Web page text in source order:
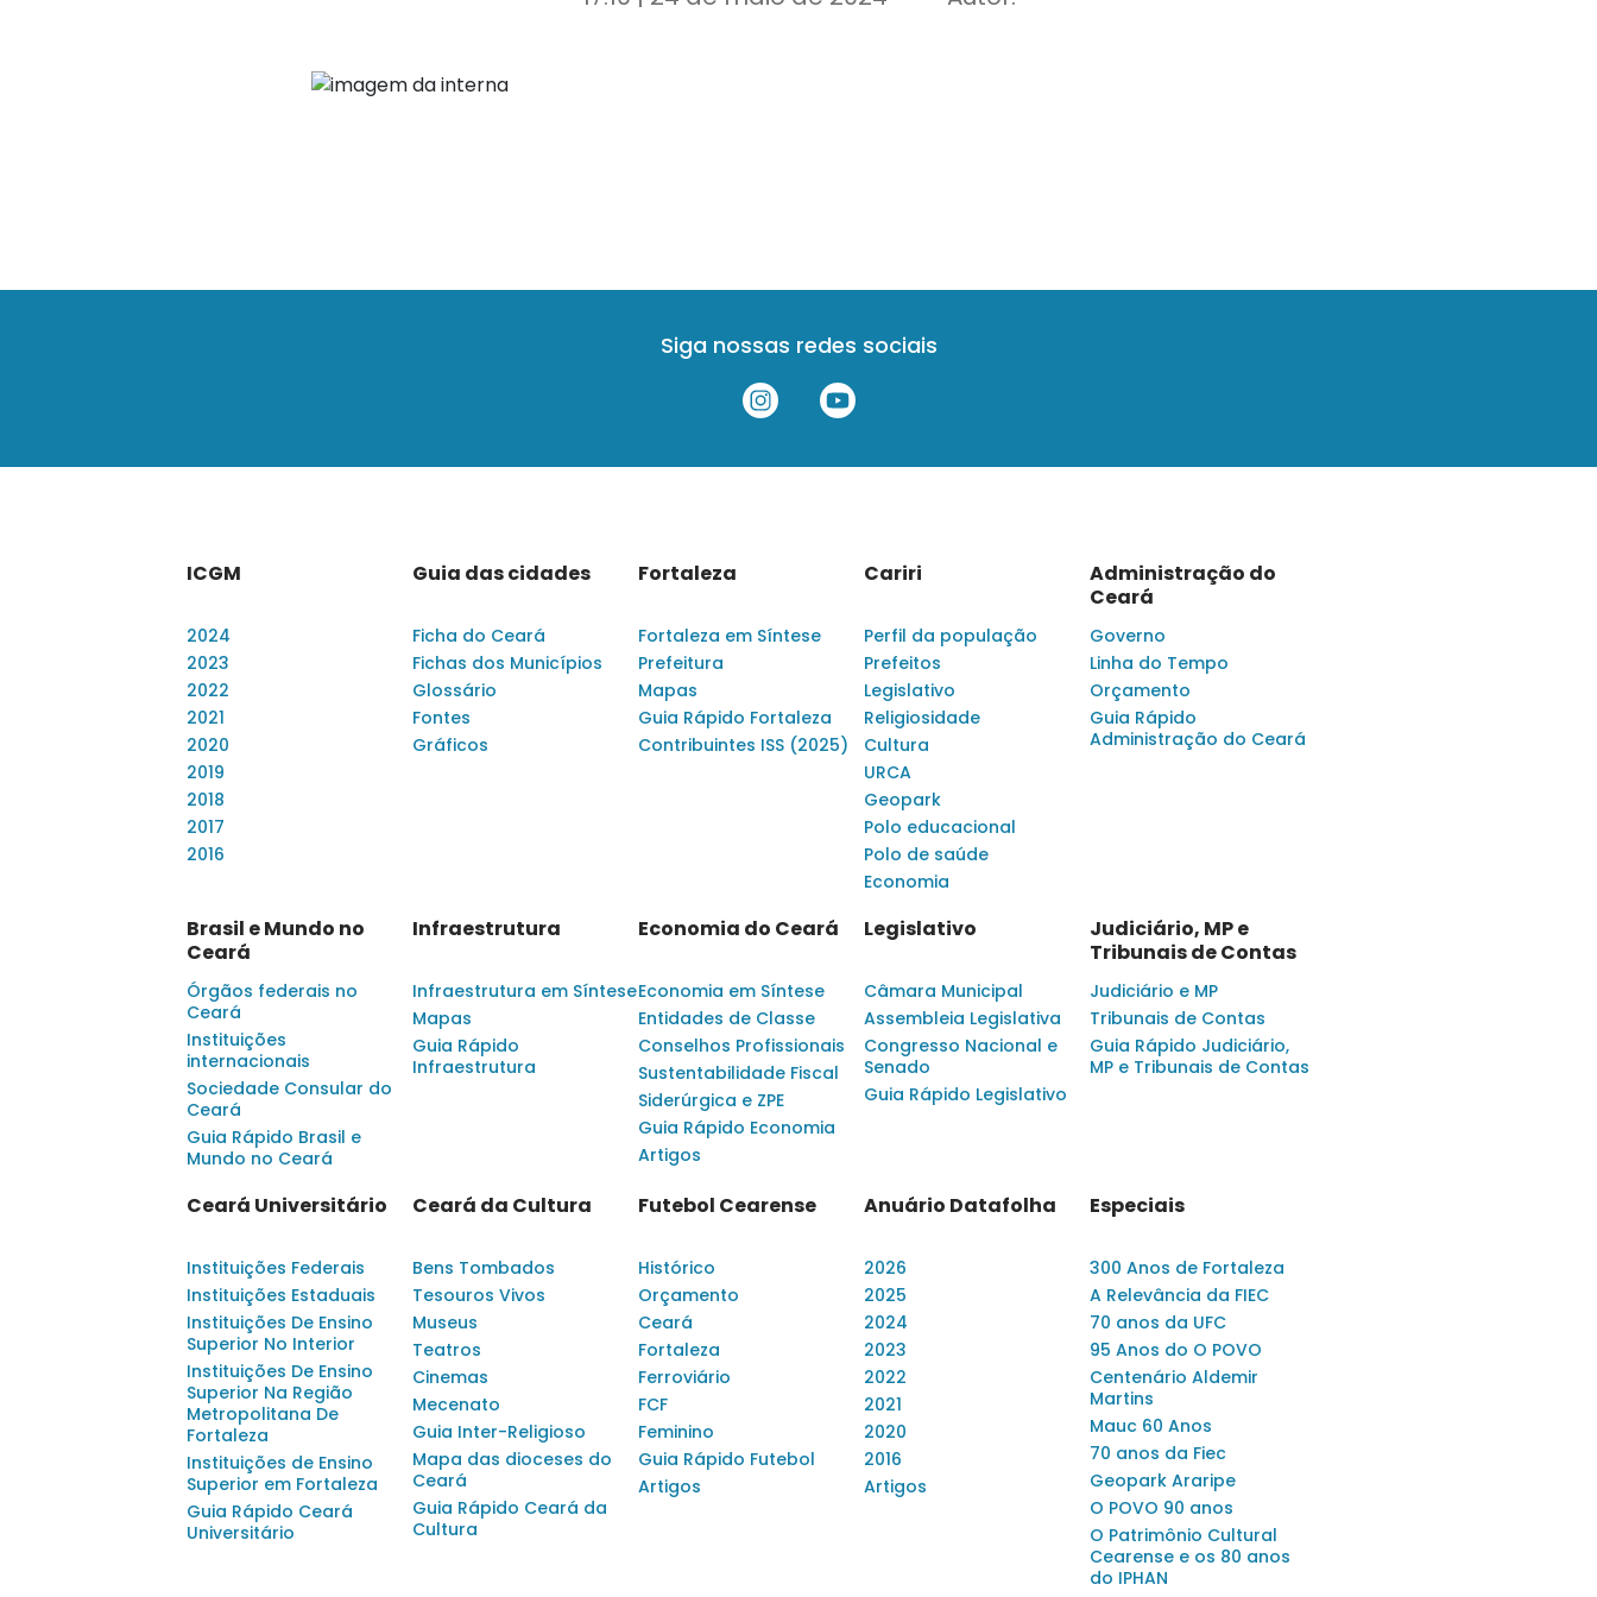
Siga nossas redes sociais
ICGM
2024
2023
2022
2021
2020
2019
2018
2017
2016
Guia das cidades
Ficha do Ceará
Fichas dos Municípios
Glossário
Fontes
Gráficos
Fortaleza
Fortaleza em Síntese
Prefeitura
Mapas
Guia Rápido Fortaleza
Contribuintes ISS (2025)
Cariri
Perfil da população
Prefeitos
Legislativo
Religiosidade
Cultura
URCA
Geopark
Polo educacional
Polo de saúde
Economia
Administração do
Ceará
Governo
Linha do Tempo
Orçamento
Guia Rápido
Administração do Ceará
Brasil e Mundo no
Ceará
Órgãos federais no
Ceará
Instituições
internacionais
Sociedade Consular do
Ceará
Guia Rápido Brasil e
Mundo no Ceará
Infraestrutura
Infraestrutura em Síntese
Mapas
Guia Rápido
Infraestrutura
Economia do Ceará
Economia em Síntese
Entidades de Classe
Conselhos Profissionais
Sustentabilidade Fiscal
Siderúrgica e ZPE
Guia Rápido Economia
Artigos
Legislativo
Câmara Municipal
Assembleia Legislativa
Congresso Nacional e
Senado
Guia Rápido Legislativo
Judiciário, MP e
Tribunais de Contas
Judiciário e MP
Tribunais de Contas
Guia Rápido Judiciário,
MP e Tribunais de Contas
Ceará Universitário
Instituições Federais
Instituições Estaduais
Instituições De Ensino
Superior No Interior
Instituições De Ensino
Superior Na Região
Metropolitana De
Fortaleza
Instituições de Ensino
Superior em Fortaleza
Guia Rápido Ceará
Universitário
Ceará da Cultura
Bens Tombados
Tesouros Vivos
Museus
Teatros
Cinemas
Mecenato
Guia Inter-Religioso
Mapa das dioceses do
Ceará
Guia Rápido Ceará da
Cultura
Futebol Cearense
Histórico
Orçamento
Ceará
Fortaleza
Ferroviário
FCF
Feminino
Guia Rápido Futebol
Artigos
Anuário Datafolha
2026
2025
2024
2023
2022
2021
2020
2016
Artigos
Especiais
300 Anos de Fortaleza
A Relevância da FIEC
70 anos da UFC
95 Anos do O POVO
Centenário Aldemir
Martins
Mauc 60 Anos
70 anos da Fiec
Geopark Araripe
O POVO 90 anos
O Patrimônio Cultural
Cearense e os 80 anos
do IPHAN